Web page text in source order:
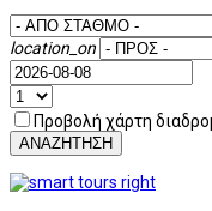
location_on
Προβολή χάρτη
ΑΝΑΖΗΤΗΣΗ